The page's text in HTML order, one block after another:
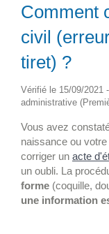
Comment
civil
tiret) ?
Vérifié le 15/09/2021
administrative
Vous avez
naissance ou
corriger un acte
un oubli. La
forme (coquille,
une information